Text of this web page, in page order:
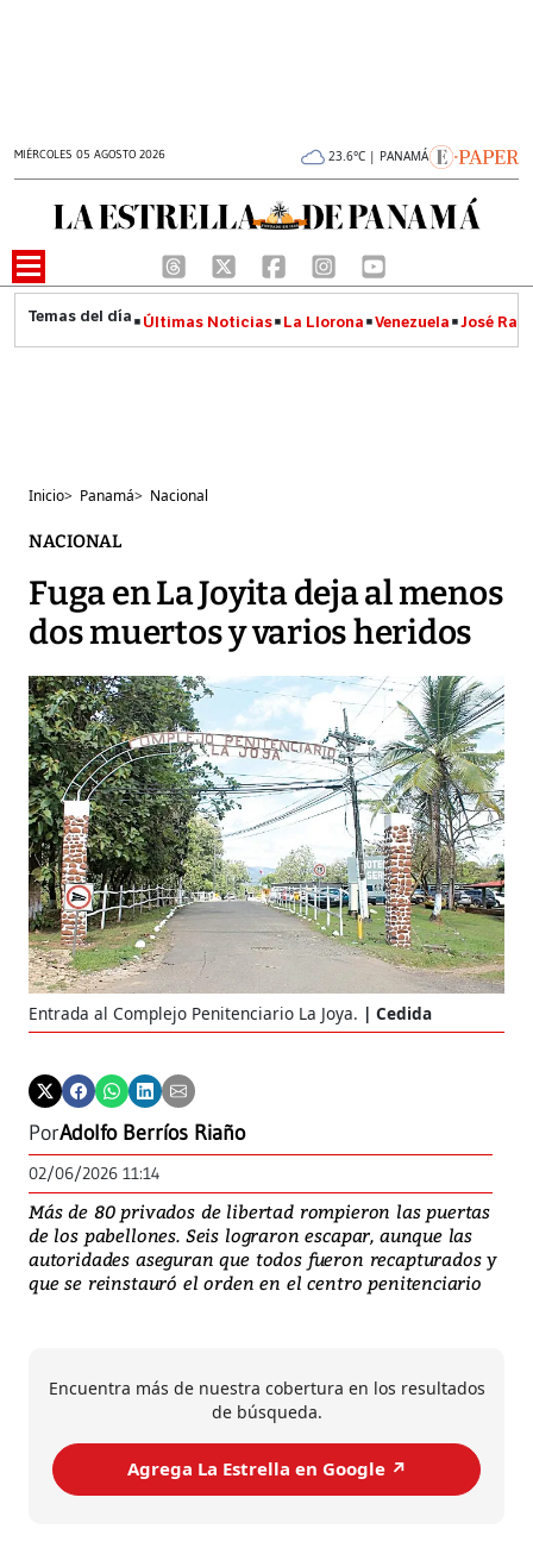
MIÉRCOLES 05 AGOSTO 2026 23.6°C | PANAMÁ
Últimas Noticias La Llorona Venezuela José
Inicio> Panamá> Nacional
NACIONAL
Fuga en La Joyita deja al menos
dos muertos y varios heridos
Entrada al Complejo Penitenciario La Joya. Cedida
PorAdolfo Berríos Riaño
02/06/2026 11:14
Más de 80 privados de libertad rompieron las puertas
de los pabellones. Seis lograron escapar, aunque las
autoridades aseguran que todos fueron recapturados y
que se reinstauró el orden en el centro penitenciario
Encuentra más de nuestra cobertura en los resultados
de búsqueda.
Agrega La Estrella en Google ↗️